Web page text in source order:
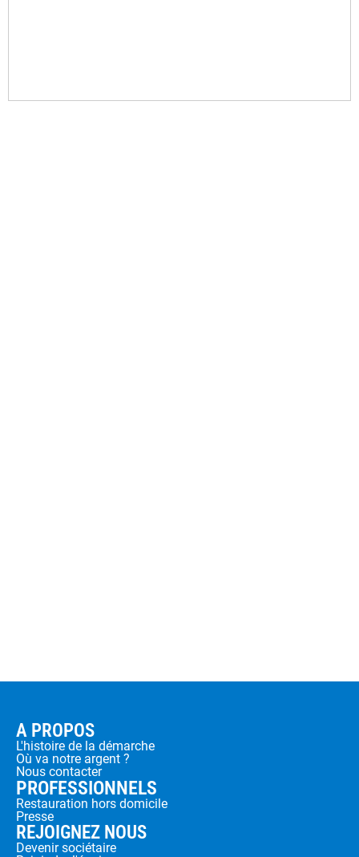
A PROPOS
L'histoire de la démarche
Où va notre argent ?
Nous contacter
PROFESSIONNELS
Restauration hors domicile
Presse
REJOIGNEZ NOUS
Devenir sociétaire